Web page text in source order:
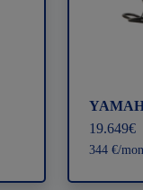
19.649€
344 €/